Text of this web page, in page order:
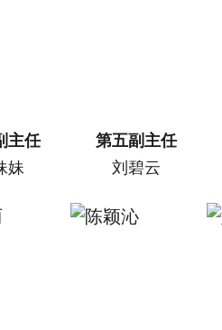
主任
妹
第五副主任
刘碧云